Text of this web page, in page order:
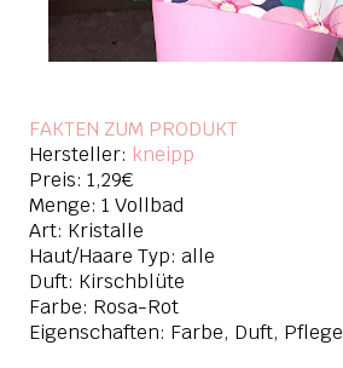
FAKTEN ZUM PRODUKT
Hersteller: kneipp
Preis: 1,29€
Menge: 1 Vollbad
Art: Kristalle
Haut/Haare Typ: alle
Duft: Kirschblüte
Farbe: Rosa-Rot
Eigenschaften: Farbe, Duft, Pflege